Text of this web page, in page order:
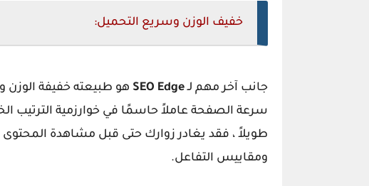
خفيف الوزن وسريع التحميل:
جانب آخر مهم لـSEO Edge هو طبيعته خفيفة الوزن
سرعة الصفحة عاملاً حاسمًا في خوارزمية الترتيب
طويلاً ، فقد يغادر زوارك حتى قبل مشاهدة
ومقاييس التفاعل.